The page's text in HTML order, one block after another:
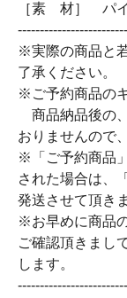
［素 材］ パ
※実際の商品と
了承ください。
※ご予約商品の
商品納品後の
おりませんので
※「ご予約商品
された場合は、
発送させて頂き
※お早めに商品
ご確認頂きまし
します。